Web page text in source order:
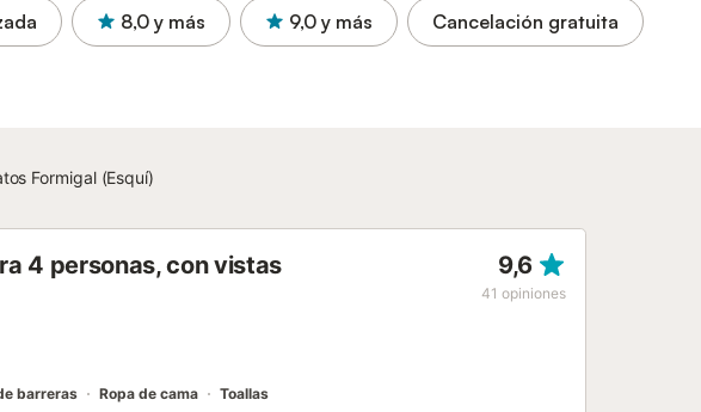
8,0 y más 9,0 y más Cancelación gratuita
Formigal (Esquí)
4 personas, con vistas 9,6
41 opiniones
barreras Ropa de cama Toallas